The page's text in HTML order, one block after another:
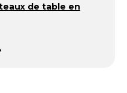
de table en